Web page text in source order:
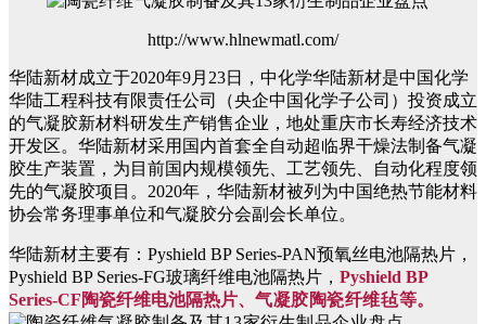
http://www.hlnewmatl.com/
华陆新材成立于2020年9月23日，中化学华陆新材是中国化学
华陆工程科技有限责任公司（央企中国化学子公司）投资成立
的气凝胶新材料研发生产销售企业，地处重庆市长寿经济技术
开发区。华陆新材采用国内首套全自动超临界干燥法制备气凝
胶生产装置，为目前国内规模领先、工艺领先、自动化程度领
先的气凝胶项目。2020年，华陆新材被列为中国绝热节能材料
协会常务理事单位和气凝胶分会副会长单位。
华陆新材主要有：Pyshield BP Series-PAN预氧丝电池隔热片，
Pyshield BP Series-FG玻璃纤维电池隔热片， Pyshield BP
Series-CF陶瓷纤维电池隔热片、 气凝胶陶瓷纤维毡等。